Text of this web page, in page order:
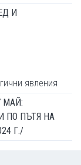
И
явления
МАЙ:
ПО ПЪТЯ НА
Г./